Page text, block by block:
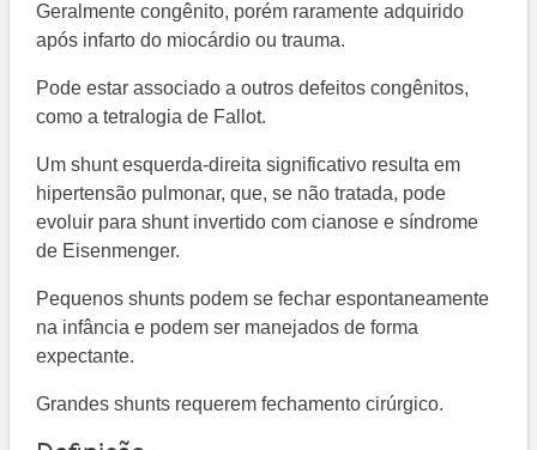
Geralmente congênito, porém raramente adquirido
após infarto do miocárdio ou trauma.
Pode estar associado a outros defeitos congênitos,
como a tetralogia de Fallot.
Um shunt esquerda-direita significativo resulta em
hipertensão pulmonar, que, se não tratada, pode
evoluir para shunt invertido com cianose e síndrome
de Eisenmenger.
Pequenos shunts podem se fechar espontaneamente
na infância e podem ser manejados de forma
expectante.
Grandes shunts requerem fechamento cirúrgico.